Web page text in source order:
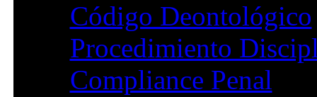
Código Deontológico
Procedimiento
Compliance Penal